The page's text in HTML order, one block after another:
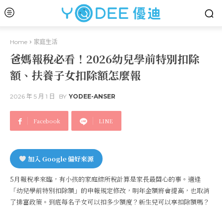
Home 家庭生活
爸媽報稅必看！2026幼兒學前特別扣除
額、扶養子女扣除額怎麼報
2026 年 5 月 1 日 BY YODEE-ANSER
Facebook LINE
加入 Google 偏好來源
5月報稅季來臨，有小孩的家庭綜所稅計算是家長最關心的事。適逢
「幼兒學前特別扣除額」的申報規定修改，明年金額將會提高，也取消
了排富政策。到底每名子女可以扣多少額度？新生兒可以享扣除額嗎？